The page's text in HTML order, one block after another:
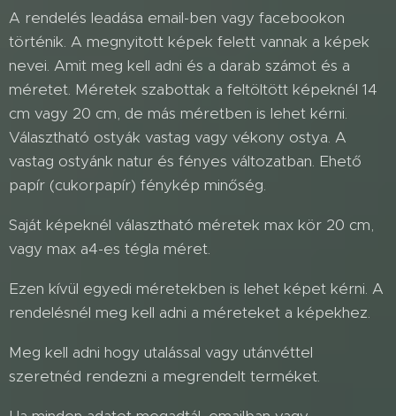
A rendelés leadása email-ben vagy facebookon
történik. A megnyitott képek felett vannak a képek
nevei. Amit meg kell adni és a darab számot és a
méretet. Méretek szabottak a feltöltött képeknél 14
cm vagy 20 cm, de más méretben is lehet kérni.
Választható ostyák vastag vagy vékony ostya. A
vastag ostyánk natur és fényes változatban. Ehető
papír (cukorpapír) fénykép minőség.
Saját képeknél választható méretek max kör 20 cm,
vagy max a4-es tégla méret.
Ezen kívül egyedi méretekben is lehet képet kérni. A
rendelésnél meg kell adni a méreteket a képekhez.
Meg kell adni hogy utalással vagy utánvéttel
szeretnéd rendezni a megrendelt terméket.